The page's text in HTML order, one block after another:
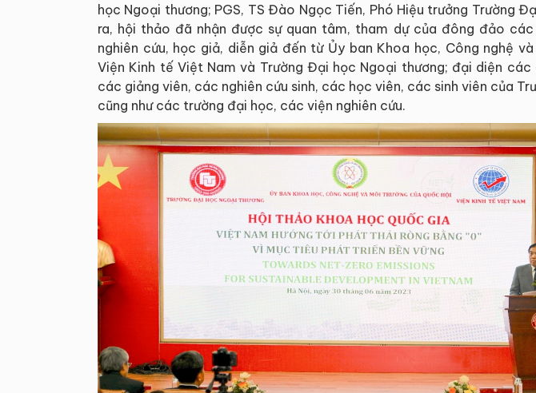
học Ngoại thương; PGS, TS Đào Ngọc Tiến, Phó Hiệu trưởng Trường
ra, hội thảo đã nhận được sự quan tâm, tham dự của đông đảo
nghiên cứu, học giả, diễn giả đến từ Ủy ban Khoa học, Công nghệ
Viện Kinh tế Việt Nam và Trường Đại học Ngoại thương; đại diện các
các giảng viên, các nghiên cứu sinh, các học viên, các sinh viên của
cũng như các trường đại học, các viện nghiên cứu.